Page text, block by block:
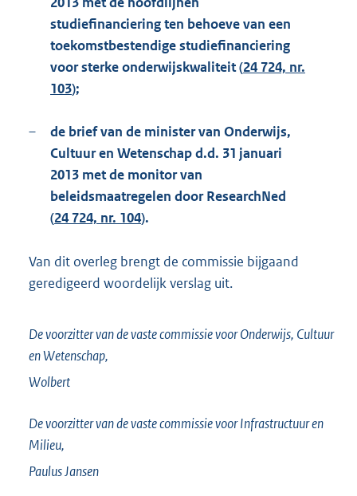
studiefinanciering ten behoeve van een
toekomstbestendige studiefinanciering
voor sterke onderwijskwaliteit (24 724, nr.
103);
–
de brief van de minister van Onderwijs,
Cultuur en Wetenschap d.d. 31 januari
2013 met de monitor van
beleidsmaatregelen door ResearchNed
(24 724, nr. 104).
Van dit overleg brengt de commissie bijgaand
geredigeerd woordelijk verslag uit.
De voorzitter van de vaste commissie voor Onderwijs, Cultuur
en Wetenschap,
Wolbert
De voorzitter van de vaste commissie voor Infrastructuur en
Milieu,
PaulusJansen